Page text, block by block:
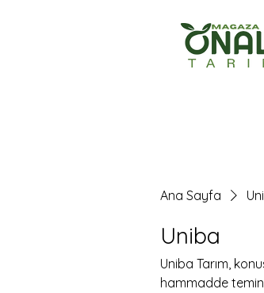
Ana Sayfa
Uniba
Uniba Tarım,
hammadde